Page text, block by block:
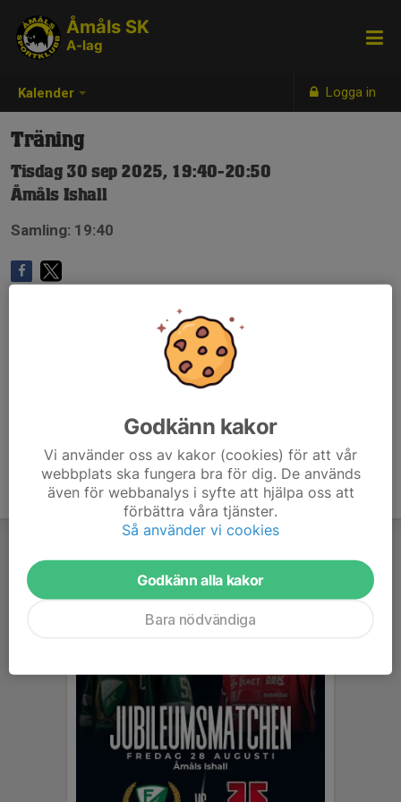
Kalender Logga in
Åmåls SK
A-lag
Träning
Tisdag 30 sep 2025, 19:40-20:50
Åmåls Ishall
Samling: 19:40
Godkänn kakor
Vi använder oss av kakor (cookies) för att vår
webbplats ska fungera bra för dig. De används
även för webbanalys i syfte att hjälpa oss att
förbättra våra tjänster.
Så använder vi cookies
Godkänn alla kakor
Bara nödvändiga